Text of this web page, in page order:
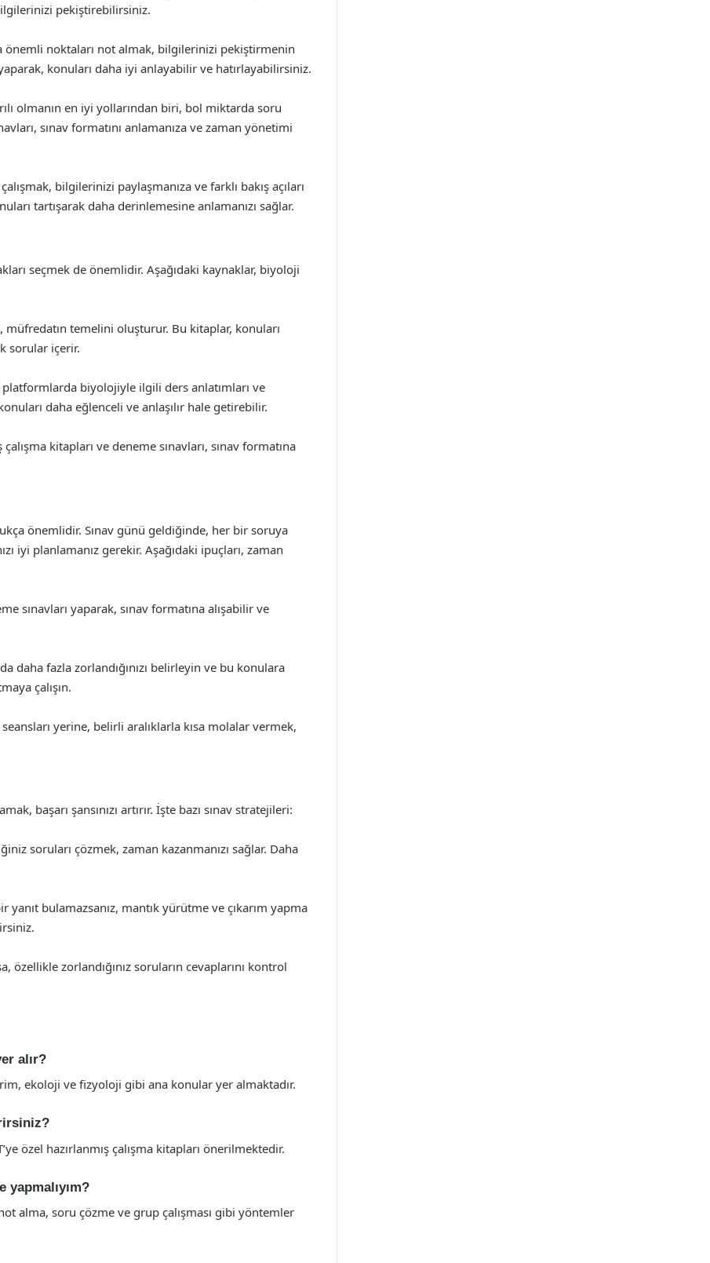
pekiştirebilirsiniz.
noktaları not almak, bilgilerinizi pekiştirmenin
konuları daha iyi anlayabilir ve hatırlayabilirsiniz.
olmanın en iyi yollarından biri, bol miktarda soru
sınav formatını anlamanıza ve zaman yönetimi
bilgilerinizi paylaşmanıza ve farklı bakış açıları
tartışarak daha derinlemesine anlamanızı sağlar.
seçmek de önemlidir. Aşağıdaki kaynaklar, biyoloji
temelini oluşturur. Bu kitaplar, konuları
sorular içerir.
biyolojiyle ilgili ders anlatımları ve
daha eğlenceli ve anlaşılır hale getirebilir.
kitapları ve deneme sınavları, sınav formatına
önemlidir. Sınav günü geldiğinde, her bir soruya
iyi planlamanız gerekir. Aşağıdaki ipuçları, zaman
sınavları yaparak, sınav formatına alışabilir ve
daha fazla zorlandığınızı belirleyin ve bu konulara
çalışın.
yerine, belirli aralıklarla kısa molalar vermek,
başarı şansınızı artırır. İşte bazı sınav stratejileri:
soruları çözmek, zaman kazanmanızı sağlar. Daha
bulamazsanız, mantık yürütme ve çıkarım yapma
özellikle zorlandığınız soruların cevaplarını kontrol
alır?
ekoloji ve fizyoloji gibi ana konular yer almaktadır.
özel hazırlanmış çalışma kitapları önerilmektedir.
yapmalıyım?
alma, soru çözme ve grup çalışması gibi yöntemler